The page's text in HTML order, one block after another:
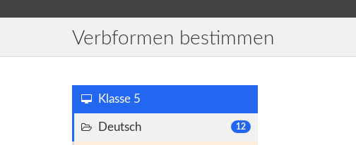
Verbformen bestimmen
Klasse 5
12
Deutsch